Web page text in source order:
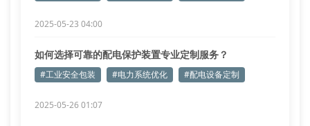
2025-05-23 04:00
如何选择可靠的配电保护装置专业定制服务？
#工业安全包装 #电力系统优化 #配电设备定制
2025-05-26 01:07